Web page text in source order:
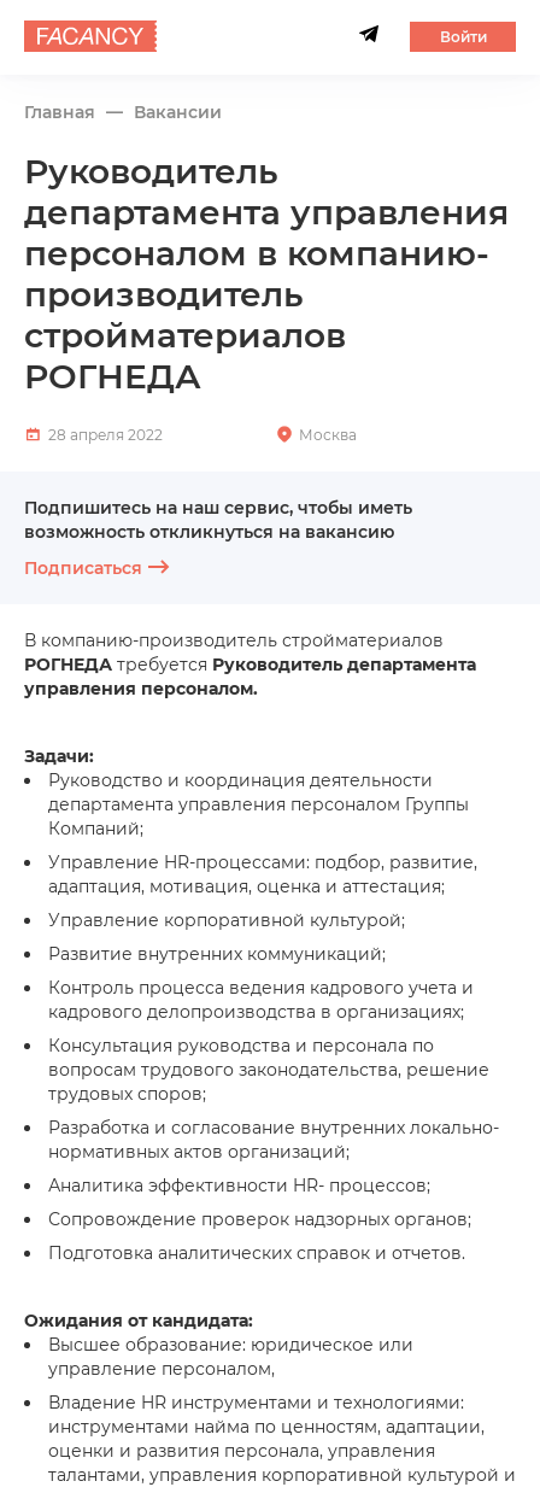
Войти
Главная Вакансии
Руководитель
департамента управления
персоналом в компанию-
производитель
стройматериалов
РОГНЕДА
28 апреля 2022 Москва
Подпишитесь на наш сервис, чтобы иметь
возможность откликнуться на вакансию
Подписаться
В компанию-производитель стройматериалов
РОГНЕДА требуется Руководитель департамента
управления персоналом.
Задачи:
Руководство и координация деятельности
департамента управления персоналом Группы
Компаний;
Управление HR-процессами: подбор, развитие,
адаптация, мотивация, оценка и аттестация;
Управление корпоративной культурой;
Развитие внутренних коммуникаций;
Контроль процесса ведения кадрового учета и
кадрового делопроизводства в организациях;
Консультация руководства и персонала по
вопросам трудового законодательства, решение
трудовых споров;
Разработка и согласование внутренних локально-
нормативных актов организаций;
Аналитика эффективности HR- процессов;
Сопровождение проверок надзорных органов;
Подготовка аналитических справок и отчетов.
Ожидания от кандидата:
Высшее образование: юридическое или
управление персоналом,
Владение HR инструментами и технологиями:
инструментами найма по ценностям, адаптации,
оценки и развития персонала, управления
талантами, управления корпоративной культурой и